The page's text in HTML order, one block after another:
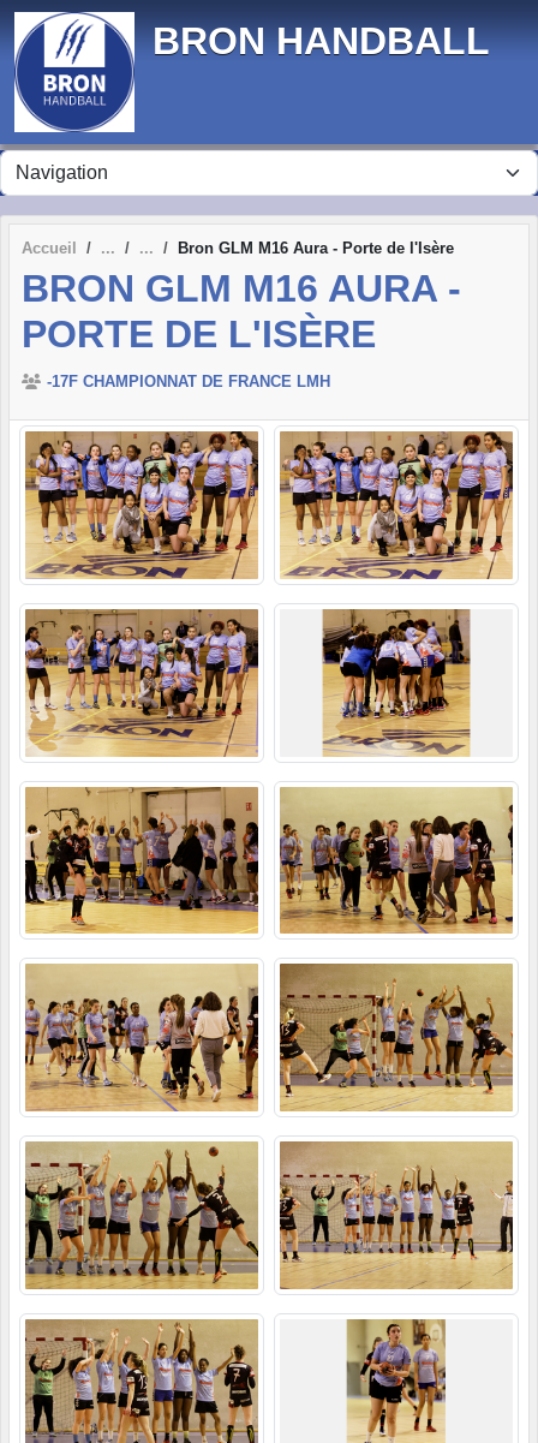
BRON HANDBALL
Accueil Bron GLM M16 Aura - Porte de l'Isère
BRON GLM M16 AURA -
PORTE DE L'ISÈRE
-17F CHAMPIONNAT DE FRANCE LMH
Panneau de gestion des cookies